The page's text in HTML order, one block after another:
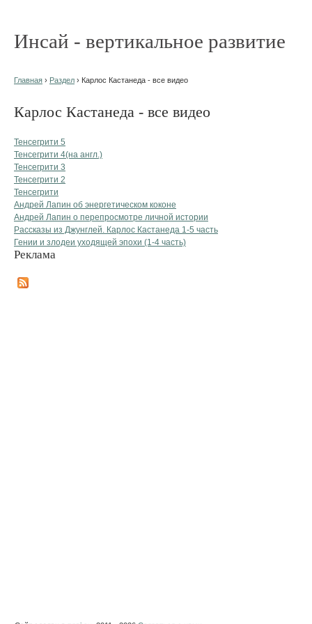
Инсай - вертикальное развитие
Главная › Раздел › Карлос Кастанеда - все видео
Карлос Кастанеда - все видео
Тенсегрити 5
Тенсегрити 4(на англ.)
Тенсегрити 3
Тенсегрити 2
Тенсегрити
Андрей Лапин об энергетическом коконе
Андрей Лапин о перепросмотре личной истории
Рассказы из Джунглей. Карлос Кастанеда 1-5 часть
Гении и злодеи уходящей эпохи (1-4 часть)
Реклама